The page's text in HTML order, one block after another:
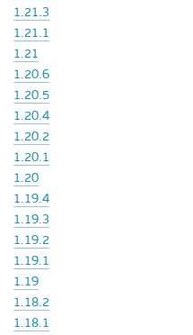
1.21.3
1.21.1
1.21
1.20.6
1.20.5
1.20.4
1.20.2
1.20.1
1.20
1.19.4
1.19.3
1.19.2
1.19.1
1.19
1.18.2
1.18.1